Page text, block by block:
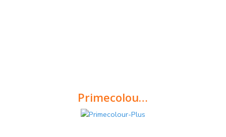
Primecolour-Happy
Argamassa de betumação de juntas de 2 a 10mm com textura lisa, para interiores – cores vivas.